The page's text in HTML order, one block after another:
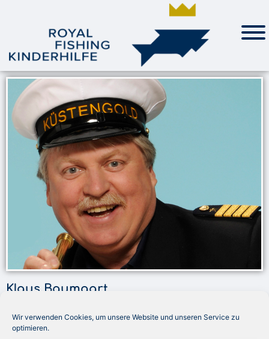
Wir verwenden Cookies, um unsere Website und unseren Service zu
optimieren.
Klaus Baumgart
„Ich wohne nicht nur an der Nordseeküste, ich singe nicht